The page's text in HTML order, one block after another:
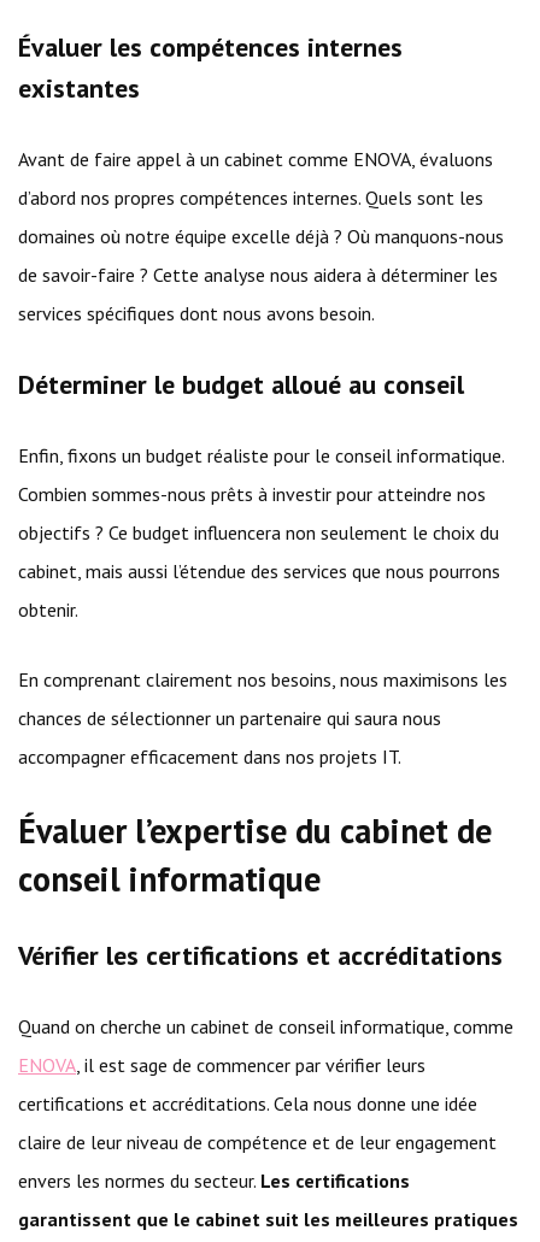
Évaluer les compétences internes
existantes
Avant de faire appel à un cabinet comme ENOVA, évaluons
d’abord nos propres compétences internes. Quels sont les
domaines où notre équipe excelle déjà ? Où manquons-nous
de savoir-faire ? Cette analyse nous aidera à déterminer les
services spécifiques dont nous avons besoin.
Déterminer le budget alloué au conseil
Enfin, fixons un budget réaliste pour le conseil informatique.
Combien sommes-nous prêts à investir pour atteindre nos
objectifs ? Ce budget influencera non seulement le choix du
cabinet, mais aussi l’étendue des services que nous pourrons
obtenir.
En comprenant clairement nos besoins, nous maximisons les
chances de sélectionner un partenaire qui saura nous
accompagner efficacement dans nos projets IT.
Évaluer l’expertise du cabinet de
conseil informatique
Vérifier les certifications et accréditations
Quand on cherche un cabinet de conseil informatique, comme
ENOVA, il est sage de commencer par vérifier leurs
certifications et accréditations. Cela nous donne une idée
claire de leur niveau de compétence et de leur engagement
envers les normes du secteur. Les certifications
garantissent que le cabinet suit les meilleures pratiques